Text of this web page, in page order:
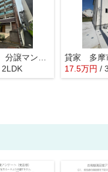
2021年築 分譲マンション ペットと暮らせます
2LDK
貸家 多摩
17.5万円 /